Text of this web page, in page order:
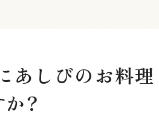
あしびのお料理
？